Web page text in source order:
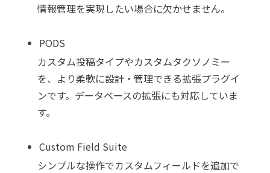
情報管理を実現したい場合に欠かせません。
PODS
カスタム投稿タイプやカスタムタクソノミー
を、より柔軟に設計・管理できる拡張プラグイ
ンです。データベースの拡張にも対応していま
す。
Custom Field Suite
シンプルな操作でカスタムフィールドを追加で